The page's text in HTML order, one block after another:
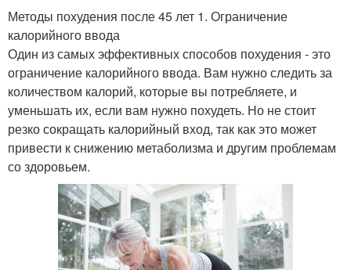
Методы похудения после 45 лет 1. Ограничение
калорийного ввода
Один из самых эффективных способов похудения - это
ограничение калорийного ввода. Вам нужно следить за
количеством калорий, которые вы потребляете, и
уменьшать их, если вам нужно похудеть. Но не стоит
резко сокращать калорийный вход, так как это может
привести к снижению метаболизма и другим проблемам
со здоровьем.